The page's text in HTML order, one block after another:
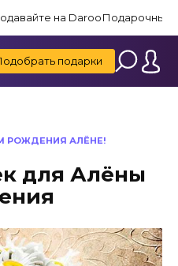
на DarooПодарочные
подарки
РОЖДЕНИЯ АЛЁНЕ!
для Алёны